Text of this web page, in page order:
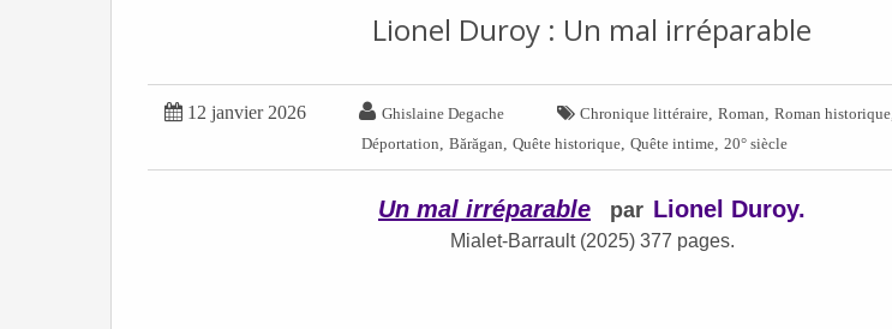
Lionel Duroy : Un mal irréparable
 12 janvier 2026  Ghislaine Degache  Chronique littéraire Roman Roman historique
Déportation Bărăgan Quête historique, Quête intime, 20° siècle
Un mal irréparable par Lionel Duroy.
Mialet-Barrault (2025) 377 pages.